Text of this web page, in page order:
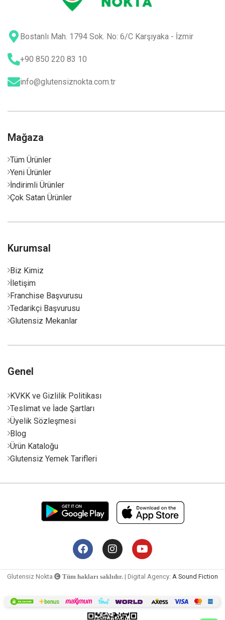
Bostanlı Mah. 1794 Sok. No: 6/C Karşıyaka - İzmir
+90 850 220 83 10
info@glutensiznokta.com.tr
Mağaza
Tüm Ürünler
Yeni Ürünler
İndirimli Ürünler
Çok Satan Ürünler
Kurumsal
Biz Kimiz
İletişim
Franchise Başvurusu
Tedarikçi Başvurusu
Glutensiz Mekanlar
Genel
KVKK ve Gizlilik Politikası
Teslimat ve İade Şartları
Üyelik Sözleşmesi
Blog
Ürün Kataloğu
Glutensiz Yemek Tarifleri
Glutensiz Nokta Tüm hakları saklıdır. | Digital Agency: A Sound Fiction